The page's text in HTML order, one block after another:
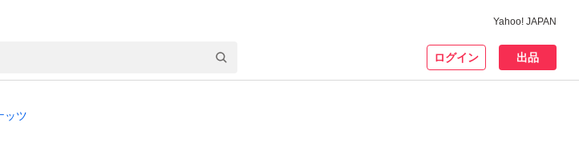
Yahoo! JAPAN
ログイン 出品
ッツ